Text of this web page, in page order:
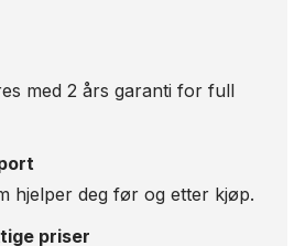
med 2 års garanti for full
hjelper deg før og etter kjøp.
priser